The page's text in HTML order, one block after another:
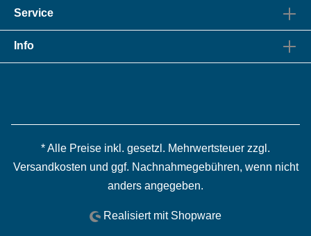
Service
Info
* Alle Preise inkl. gesetzl. Mehrwertsteuer zzgl.
Versandkosten und ggf. Nachnahmegebühren, wenn nicht
anders angegeben.
Realisiert mit Shopware